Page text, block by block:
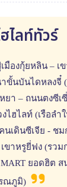
ไลท์ทัวร์
มืองกุ้ยหลิน – เข
าขั้นบันไดหลงจี๋
ยา – ถนนตงซีเ
งไฮไลท์ (เรือล
นเดินซีเจีย - ช
เขาหรูยี่ฟง (รว
MART ยอดฮิต
ณภูมิ)